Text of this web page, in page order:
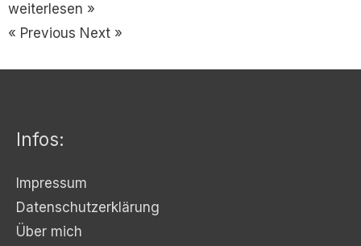
weiterlesen »
« Previous Next »
Infos:
Impressum
Datenschutzerklärung
Über mich